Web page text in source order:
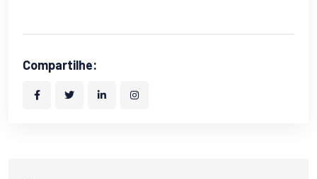
Compartilhe: